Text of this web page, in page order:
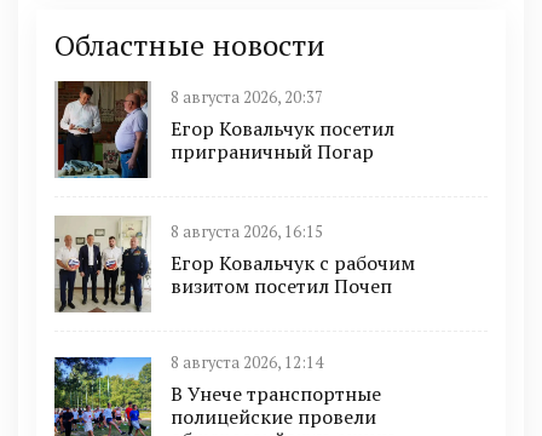
Областные новости
8 августа 2026, 20:37
Егор Ковальчук посетил
приграничный Погар
8 августа 2026, 16:15
Егор Ковальчук с рабочим
визитом посетил Почеп
8 августа 2026, 12:14
В Унече транспортные
полицейские провели